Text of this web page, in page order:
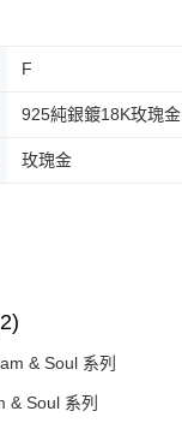
F
925純銀鍍18K玫瑰金
玫瑰金
& Soul 系列
& Soul 系列